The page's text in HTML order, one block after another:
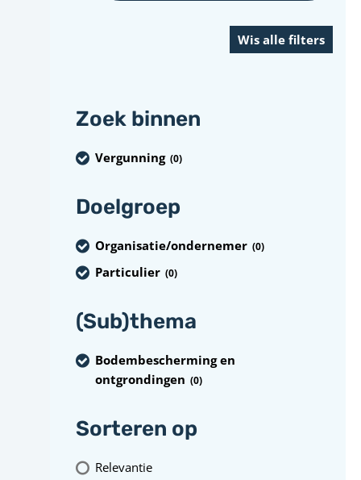
Zoek binnen
Vergunning (0)
Doelgroep
Organisatie/ondernemer (0)
Particulier (0)
(Sub)thema
Bodembescherming en
ontgrondingen (0)
Sorteren op
Relevantie